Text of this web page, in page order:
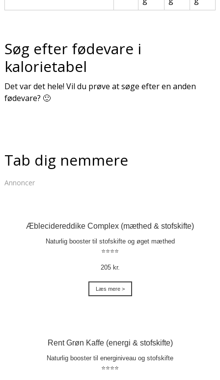
Søg efter fødevare i
kalorietabel
Det var det hele! Vil du prøve at søge efter en anden
fødevare? 🙂
Tab dig nemmere
Annoncer
Æblecidereddike Complex (mæthed & stofskifte)
Naturlig booster til stofskifte og øget mæthed
⭐⭐⭐⭐
205 kr.
Læs mere >
Rent Grøn Kaffe (energi & stofskifte)
Naturlig booster til energiniveau og stofskifte
⭐⭐⭐⭐